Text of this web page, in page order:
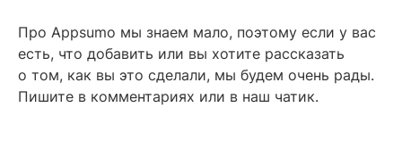
Про Appsumo мы знаем мало, поэтому если у вас
есть, что добавить или вы хотите рассказать
о том, как вы это сделали, мы будем очень рады.
Пишите в комментариях или в наш чатик.